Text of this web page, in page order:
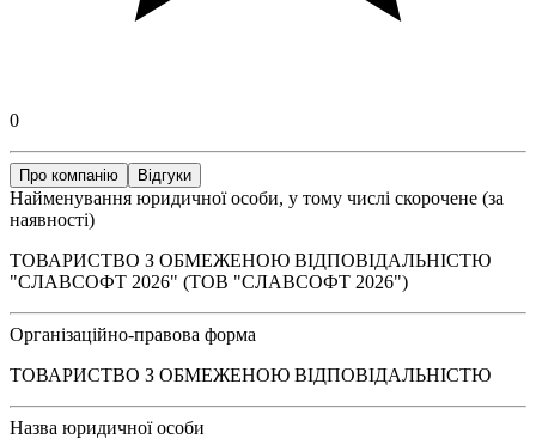
0
Про компанію Відгуки
Найменування юридичної особи, у тому числі скорочене (за
наявності)
ТОВАРИСТВО З ОБМЕЖЕНОЮ ВІДПОВІДАЛЬНІСТЮ
"СЛАВСОФТ 2026" (ТОВ "СЛАВСОФТ 2026")
Організаційно-правова форма
ТОВАРИСТВО З ОБМЕЖЕНОЮ ВІДПОВІДАЛЬНІСТЮ
Назва юридичної особи